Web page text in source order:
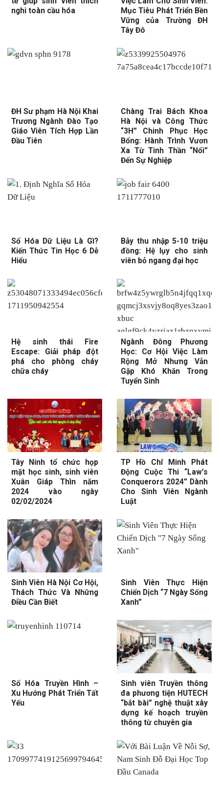
nghi toàn cầu hóa
Mục Tiêu Phát Triển Bền
Vững của Trường ĐH
Tây Đô
ĐH Sư phạm Hà Nội Khai
Trương Ngành Đào Tạo
Giáo Viên Tích Hợp Lần
Đầu Tiên
Chàng Trai Bách Khoa
Hà Nội và Công Thức
“3H” Chinh Phục Học
Bổng: Hành Trình Vươn
Xa Từ Tinh Thần “Nổi”
Đến Sự Nghiệp
Số Hóa Dữ Liệu Là Gì?
Kiến Thức Tin Học 6 Dễ
Hiểu
Bẫy thu nhập 5-10 triệu
đồng: Hệ lụy cho sinh
viên bỏ ngang đại học
Hệ sinh thái Fire
Escape: Giải pháp đột
phá cho phòng cháy
chữa cháy
Ngành Đông Phương
Học: Cơ Hội Việc Làm
Rộng Mở Nhưng Vẫn
Gặp Khó Khăn Trong
Tuyển Sinh
Tây Ninh tổ chức họp
mặt học sinh, sinh viên
Xuân Giáp Thìn năm
2024 vào ngày
02/02/2024
TP Hồ Chí Minh Phát
Động Cuộc Thi “Law’s
Conquerors 2024” Dành
Cho Sinh Viên Ngành
Luật
Sinh Viên Hà Nội Cơ Hội,
Thách Thức Và Những
Điều Cần Biết
Sinh Viên Thực Hiện
Chiến Dịch “7 Ngày Sống
Xanh”
Số Hóa Truyền Hình –
Xu Hướng Phát Triển Tất
Yếu
Sinh viên Truyền thông
đa phương tiện HUTECH
“bắt bài” nghệ thuật xây
dựng kế hoạch truyền
thông từ chuyên gia